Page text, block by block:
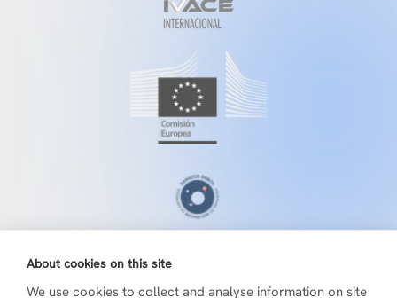
About cookies on this site
We use cookies to collect and analyse information on site